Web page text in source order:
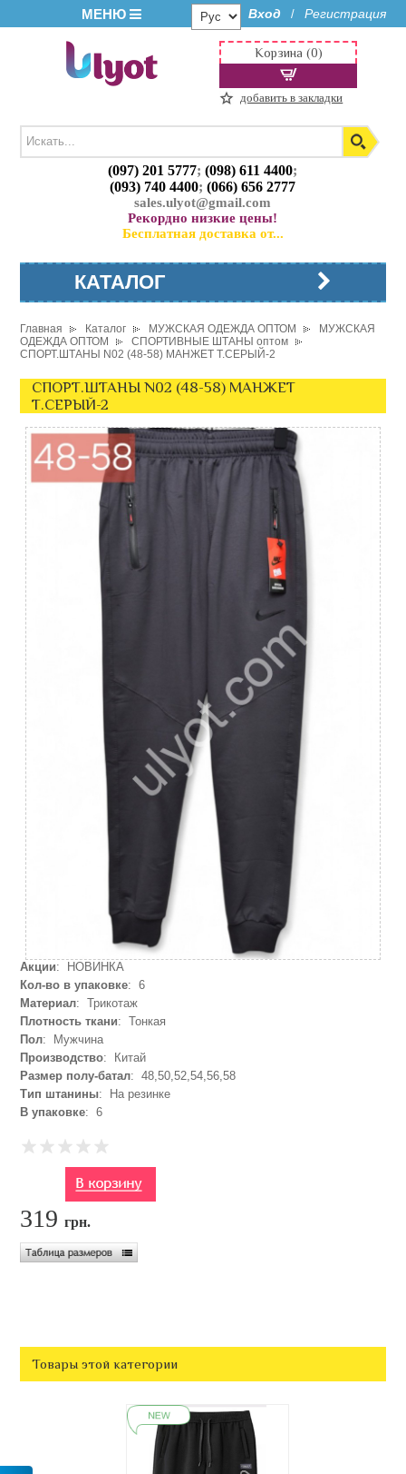
МЕНЮ Вход / Регистрация
(097) 201 5777;(098) 611 4400;
(093) 740 4400;(066) 656 2777
sales.ulyot@gmail.com
Рекордно низкие цены!
Бесплатная доставка от...
Корзина (0)
добавить в закладки
КАТАЛОГ
Главная Каталог МУЖСКАЯ ОДЕЖДА ОПТОМ
МУЖСКАЯ
ОДЕЖДА ОПТОМ
СПОРТИВНЫЕ ШТАНЫ оптом
СПОРТ.ШТАНЫ N02 (48-58) МАНЖЕТ Т.СЕРЫЙ-2
СПОРТ.ШТАНЫ N02 (48-58) МАНЖЕТ
Т.СЕРЫЙ-2
Акции: НОВИНКА
Кол-во в упаковке: 6
Материал: Трикотаж
Плотность ткани: Тонкая
Пол: Мужчина
Производство: Китай
Размер полу-батал: 48,50,52,54,56,58
Тип штанины: На резинке
В упаковке: 6
319грн.
Товары этой категории